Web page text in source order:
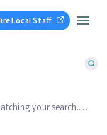
Local Staff
your search.